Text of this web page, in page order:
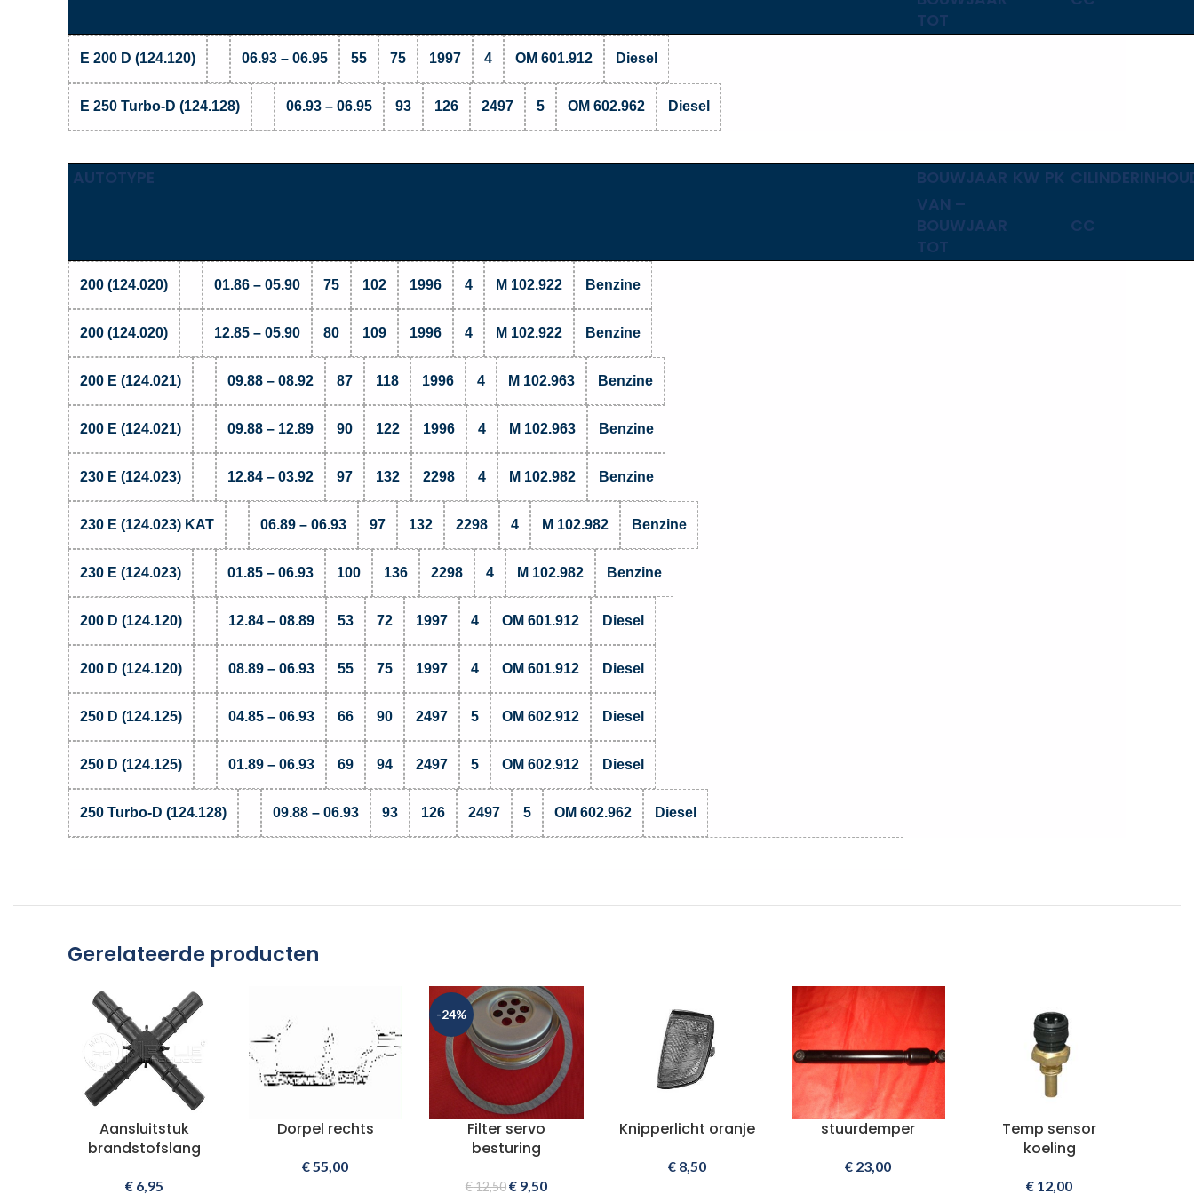
TOT
E 200 D (124.120) 06.93 – 06.95 55 75 1997 4 OM 601.912 Diesel
E 250 Turbo-D (124.128) 06.93 – 06.95 93 126 2497 5 OM 602.962 Diesel
AUTOTYPE BOUWJAAR KW PK
VAN –
BOUWJAAR
TOT
CC
200 (124.020) 01.86 – 05.90 75 102 1996 4 M 102.922 Benzine
200 (124.020) 12.85 – 05.90 80 109 1996 4 M 102.922 Benzine
200 E (124.021) 09.88 – 08.92 87 118 1996 4 M 102.963 Benzine
200 E (124.021) 09.88 – 12.89 90 122 1996 4 M 102.963 Benzine
230 E (124.023) 12.84 – 03.92 97 132 2298 4 M 102.982 Benzine
230 E (124.023) KAT 06.89 – 06.93 97 132 2298 4 M 102.982 Benzine
230 E (124.023) 01.85 – 06.93 100 136 2298 4 M 102.982 Benzine
200 D (124.120) 12.84 – 08.89 53 72 1997 4 OM 601.912 Diesel
200 D (124.120) 08.89 – 06.93 55 75 1997 4 OM 601.912 Diesel
250 D (124.125) 04.85 – 06.93 66 90 2497 5 OM 602.912 Diesel
250 D (124.125) 01.89 – 06.93 69 94 2497 5 OM 602.912 Diesel
250 Turbo-D (124.128) 09.88 – 06.93 93 126 2497 5 OM 602.962 Diesel
Gerelateerde producten
Aansluitstuk
brandstofslang
€ 6,95
Dorpel rechts
€ 55,00
-24%
Filter servo
besturing
€12,50€ 9,50
Knipperlicht oranje
€ 8,50
stuurdemper
€ 23,00
Temp sensor
koeling
€ 12,00